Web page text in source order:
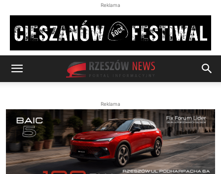
Reklama
Reklama